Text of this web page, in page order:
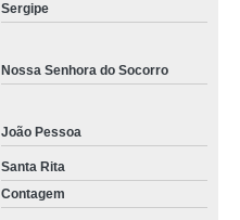
Sergipe
Nossa Senhora do Socorro
João Pessoa
Santa Rita
Contagem